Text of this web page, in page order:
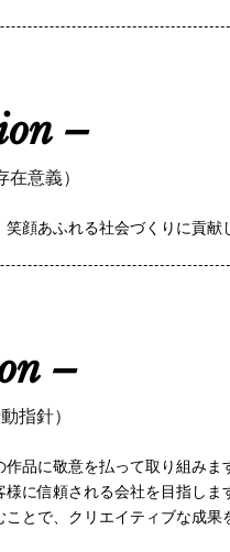
–
在意義）
顔あふれる社会づくりに貢献
–
指針）
ての作品に敬意を払って
お客様に信頼される会社
とで、クリエイティブな成果